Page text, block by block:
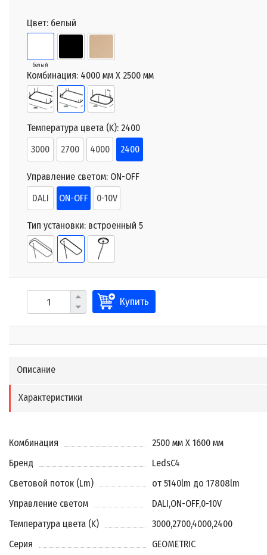
Цвет: белый
белый
Комбинация: 4000 мм X 2500 мм
Температура цвета (K): 2400
3000
2700 4000 2400
Управление светом: ON-OFF
DALI
ON-OFF 0-10V
Тип установки: встроенный 5
Купить
Описание
Характеристики
Комбинация
2500 мм X 1600 мм
Бренд
LedsC4
Световой поток (Lm)
от 5140lm до 17808lm
Управление светом
DALI,ON-OFF,0-10V
Температура цвета (K)
3000,2700,4000,2400
Серия
GEOMETRIC